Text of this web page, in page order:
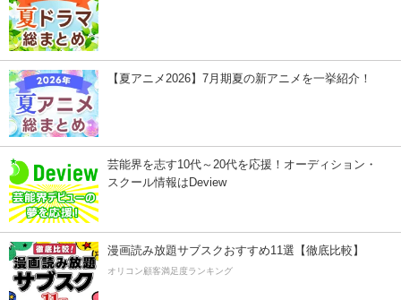
【夏アニメ2026】7月期夏の新アニメを一挙紹介！
芸能界を志す10代～20代を応援！オーディション・
スクール情報はDeview
漫画読み放題サブスクおすすめ11選【徹底比較】
オリコン顧客満足度ランキング